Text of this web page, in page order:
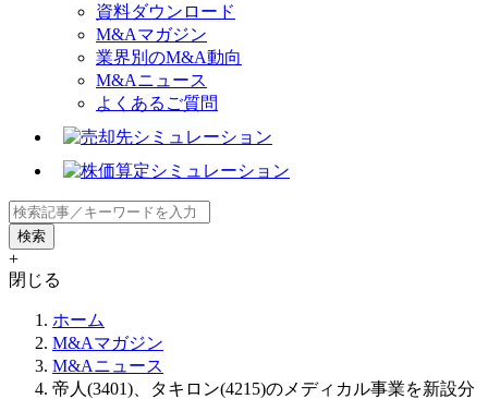
資料ダウンロード
M&Aマガジン
業界別のM&A動向
M&Aニュース
よくあるご質問
+
閉じる
ホーム
M&Aマガジン
M&Aニュース
帝人(3401)、タキロン(4215)のメディカル事業を新設分